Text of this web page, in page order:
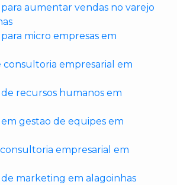
aumentar vendas no varejo
micro empresas em
consultoria empresarial em
recursos humanos em
gestao de equipes em
empresarial em
marketing em alagoinhas